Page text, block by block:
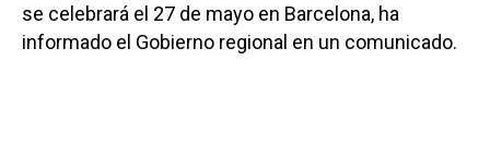
se celebrará el 27 de mayo en Barcelona, ha
informado el Gobierno regional en un comunicado.